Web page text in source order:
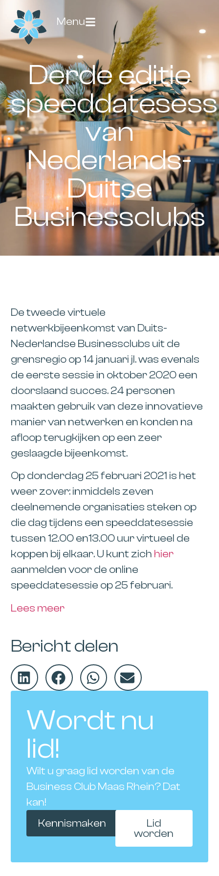
Menu
Derde editie
van
Nederlands-
Duitse
Businessclubs
De tweede virtuele
netwerkbijeenkomst van Duits-
Nederlandse Businessclubs uit de
grensregio op 14 januari jl. was evenals
de eerste sessie in oktober 2020 een
doorslaand succes. 24 personen
maakten gebruik van deze innovatieve
manier van netwerken en konden na
afloop terugkijken op een zeer
geslaagde bijeenkomst.
Op donderdag 25 februari 2021 is het
weer zover: inmiddels zeven
deelnemende organisaties steken op
die dag tijdens een speeddatesessie
tussen 12.00 en13.00 uur virtueel de
koppen bij elkaar. U kunt zich hier
aanmelden voor de online
speeddatesessie op 25 februari.
Lees meer
Bericht delen
Wordt nu
lid!
Wilt u graag lid worden van de
Business Club Maas Rhein? Dat
kan!
Kennismaken
Lid
worden